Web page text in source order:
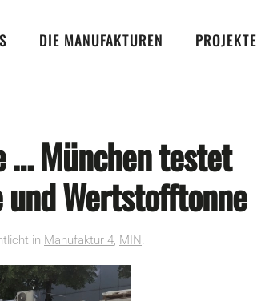
DIE MANUFAKTUREN PROJEKTE
… München testet
und Wertstofftonne
in Manufaktur 4, MIN.